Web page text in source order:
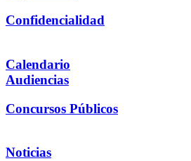
Confidencialidad
Calendario
Audiencias
Concursos Públicos
Noticias